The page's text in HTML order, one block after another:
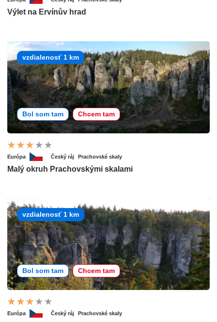
Výlet na Ervínův hrad
vzdialenosť 1 km
Bol som tam Chcem tam
Európa Český ráj Prachovské skaly
Malý okruh Prachovskými skalami
vzdialenosť 1 km
Bol som tam Chcem tam
Európa Český ráj Prachovské skaly